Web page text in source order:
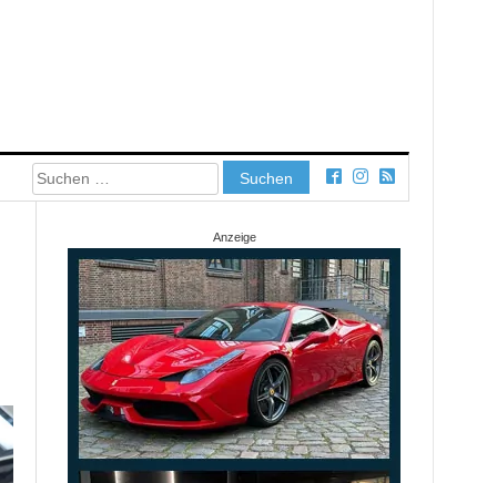
Suchen
nach:
Anzeige